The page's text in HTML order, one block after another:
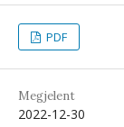
PDF
Megjelent
2022-12-30